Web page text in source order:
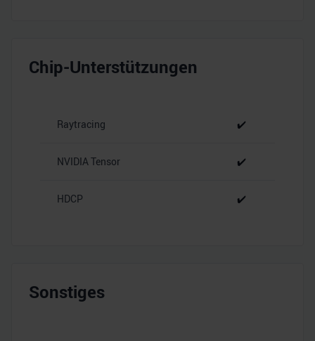
Chip-Unterstützungen
Raytracing ✔️
NVIDIA Tensor ✔️
HDCP ✔️
Sonstiges